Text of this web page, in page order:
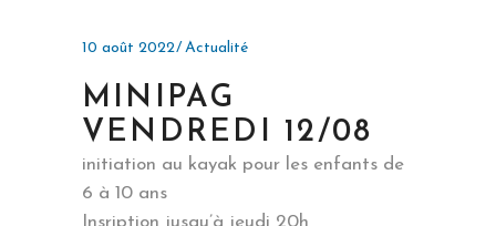
10 août 2022 Actualité
MINIPAG
VENDREDI 12/08
initiation au kayak pour les enfants de
6 à 10 ans
Insription jusqu’à jeudi 20h